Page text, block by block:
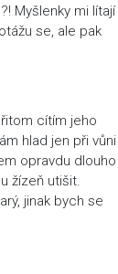
Myšlenky mi lítají
se, ale pak
cítím jeho
hlad jen při vůni
opravdu dlouho
žízeň utišit.
jinak bych se